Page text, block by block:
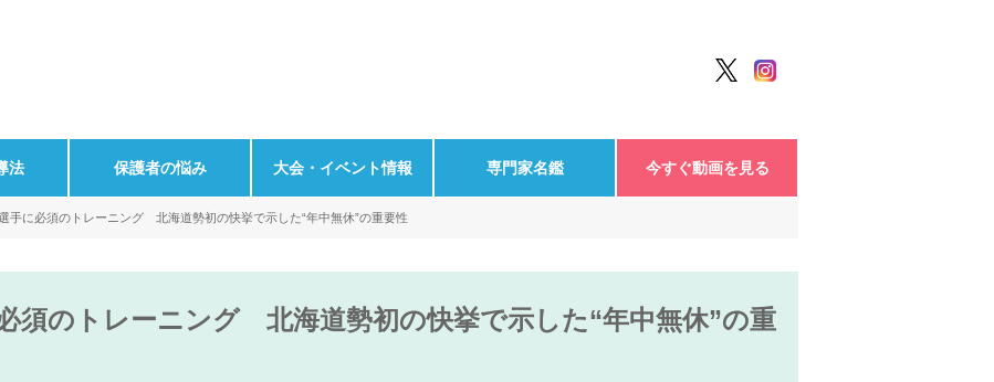
法 保護者の悩み 大会・イベント情報 専門家名鑑 今すぐ動画を見る
手に必須のトレーニング 北海道勢初の快挙で示した“年中無休”の重要性
須のトレーニング 北海道勢初の快挙で示した“年中無休”の重